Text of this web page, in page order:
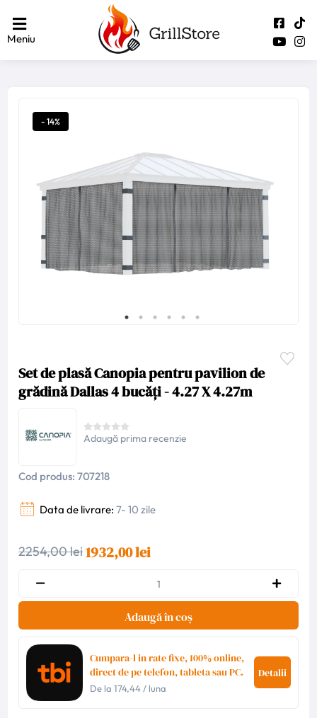
Meniu
- 14%
Set de plasă Canopia pentru pavilion de
grădină Dallas 4 bucăți - 4.27 X 4.27m
Adaugă prima recenzie
Cod produs: 707218
Data de livrare: 7- 10 zile
2254,00 lei1932,00 lei
Adaugă în coș
Cumpara-l in rate fixe, 100% online,
direct de pe telefon, tableta sau PC.
De la174,44/ luna
Detalii